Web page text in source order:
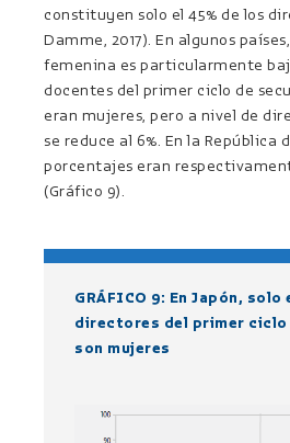
constituyen solo el 45% de los
Damme, 2017). En algunos
femenina es particularmente
docentes del primer ciclo de
eran mujeres, pero a nivel de
se reduce al 6%. En la República
porcentajes eran
(Gráfico 9).
GRÁFICO 9: En Japón, solo
directores del primer ciclo
son mujeres